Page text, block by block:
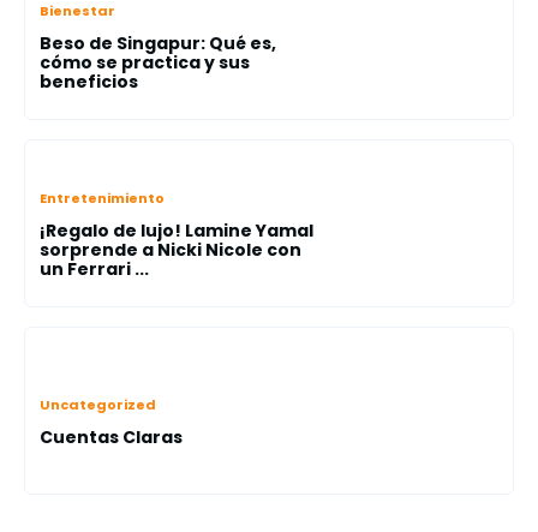
Bienestar
Beso de Singapur: Qué es,
cómo se practica y sus
beneficios
Entretenimiento
¡Regalo de lujo! Lamine Yamal
sorprende a Nicki Nicole con
un Ferrari ...
Uncategorized
Cuentas Claras